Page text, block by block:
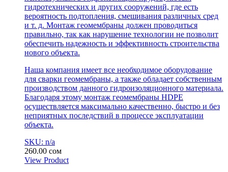
гидротехнических и других сооружений, где есть
вероятность подтопления, смешивания различных сред
и т. д. Монтаж геомембраны должен проводиться
правильно, так как нарушение технологии не позволит
обеспечить надежность и эффективность строительства
нового объекта.
Наша компания имеет все необходимое оборудование
для сварки геомембраны, а также обладает собственным
производством данного гидроизоляционного материала.
Благодаря этому монтаж геомембраны HDPE
осуществляется максимально качественно, быстро и без
неприятных последствий в процессе эксплуатации
объекта.
SKU: n/a
260.00 сом
View Product